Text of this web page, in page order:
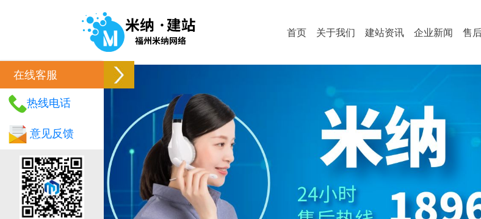
首页 关于我们 建站资讯 企业新闻 售
在线客服
热线电话
意见反馈